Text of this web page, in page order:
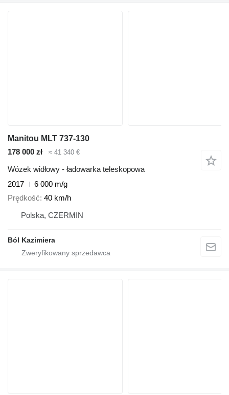
Manitou MLT 737-130
178 000 zł
≈ 41 340 €
Wózek widłowy - ładowarka teleskopowa
2017
6 000 m/g
Prędkość 40 km/h
Polska, CZERMIN
Ból Kazimiera